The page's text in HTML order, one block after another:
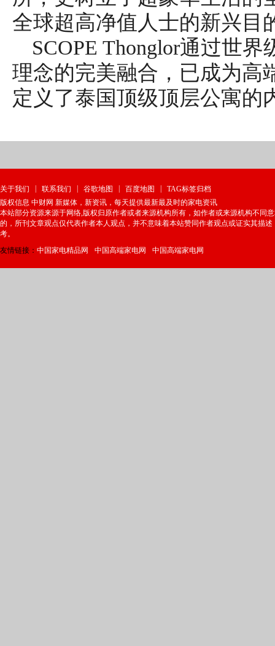
全球超高净值人士的新兴目
SCOPE Thonglor通过世
理念的完美融合，已成为
定义了泰国顶级顶层公寓的
关于我们 联系我们 谷歌地图 百度地图
TAG标签归档
版权信息 中财网 新媒体，新资讯，每天提供最新最及时的家电资讯
本站部分资源来源于网络,版权归原作者或者来源机构所有，如作者或来源机构不同
的，所刊文章观点仅代表作者本人观点，并不意味着本站赞同作者观点或证实其描
考。
友情链接： 中国家电精品网 中国高端家电网 中国高端家电网